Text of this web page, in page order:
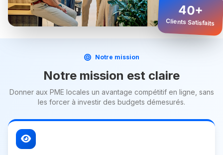
40+
Clients Satisfaits
Notre mission
Notre mission est claire
Donner aux PME locales un avantage compétitif en ligne, sans
les forcer à investir des budgets démesurés.